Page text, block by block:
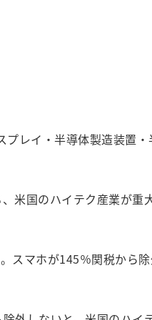
レイ・半導体製造装置
米国のハイテク産業が重
スマホが145％関税から